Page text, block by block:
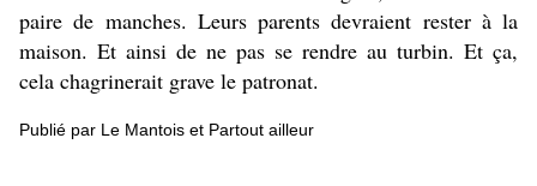
paire de manches. Leurs parents devraient rester à la
maison. Et ainsi de ne pas se rendre au turbin. Et ça,
cela chagrinerait grave le patronat.
Publié par Le Mantois et Partout ailleur